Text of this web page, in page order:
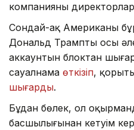
компанияның директорлар
Сондай-ақ Американың
Дональд Трамптың осы
аккаунтын блоктан
сауалнама өткізіп,
шығарды.
Бұдан бөлек, ол
басшылығынан кетуім